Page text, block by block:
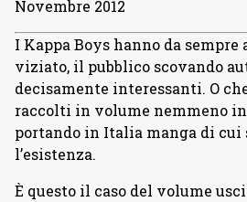
Novembre 2012
I Kappa Boys hanno da
viziato, il pubblico scovando
decisamente interessanti. O
raccolti in volume nemmeno in
portando in Italia manga di
l’esistenza.
È questo il caso del volume